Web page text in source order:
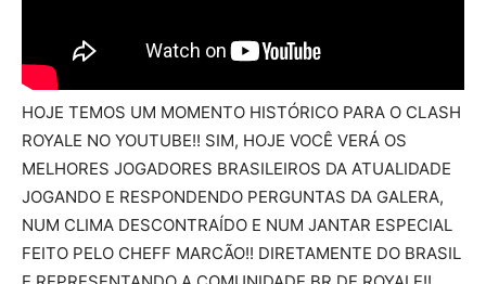
HOJE TEMOS UM MOMENTO HISTÓRICO PARA O CLASH
ROYALE NO YOUTUBE!! SIM, HOJE VOCÊ VERÁ OS
MELHORES JOGADORES BRASILEIROS DA ATUALIDADE
JOGANDO E RESPONDENDO PERGUNTAS DA GALERA,
NUM CLIMA DESCONTRAÍDO E NUM JANTAR ESPECIAL
FEITO PELO CHEFF MARCÃO!! DIRETAMENTE DO BRASIL